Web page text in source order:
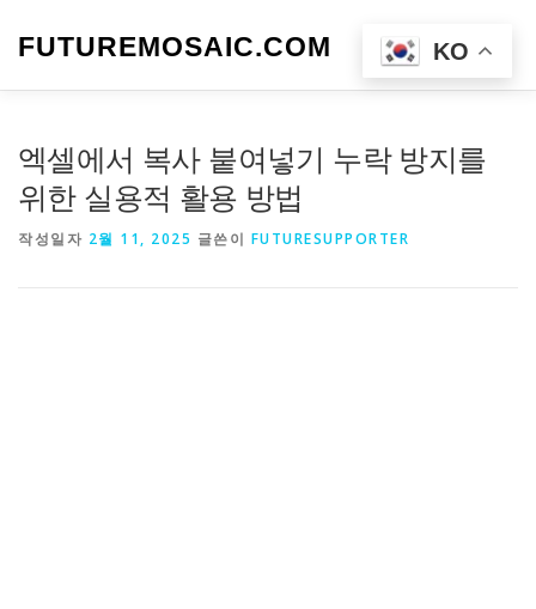
FUTUREMOSAIC.COM 메뉴
엑셀에서 복사 붙여넣기 누락 방지를
위한 실용적 활용 방법
작성일자 2월 11, 2025 글쓴이 FUTURESUPPORTER
KO